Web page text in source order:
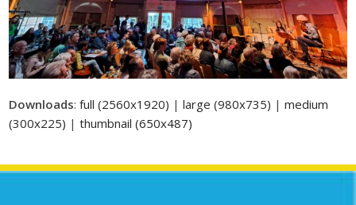
Downloads:full (2560x1920) |large (980x735) |medium
(300x225) |thumbnail (650x487)